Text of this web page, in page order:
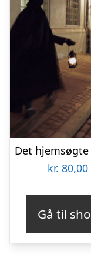
kr. 80,00
Gå til